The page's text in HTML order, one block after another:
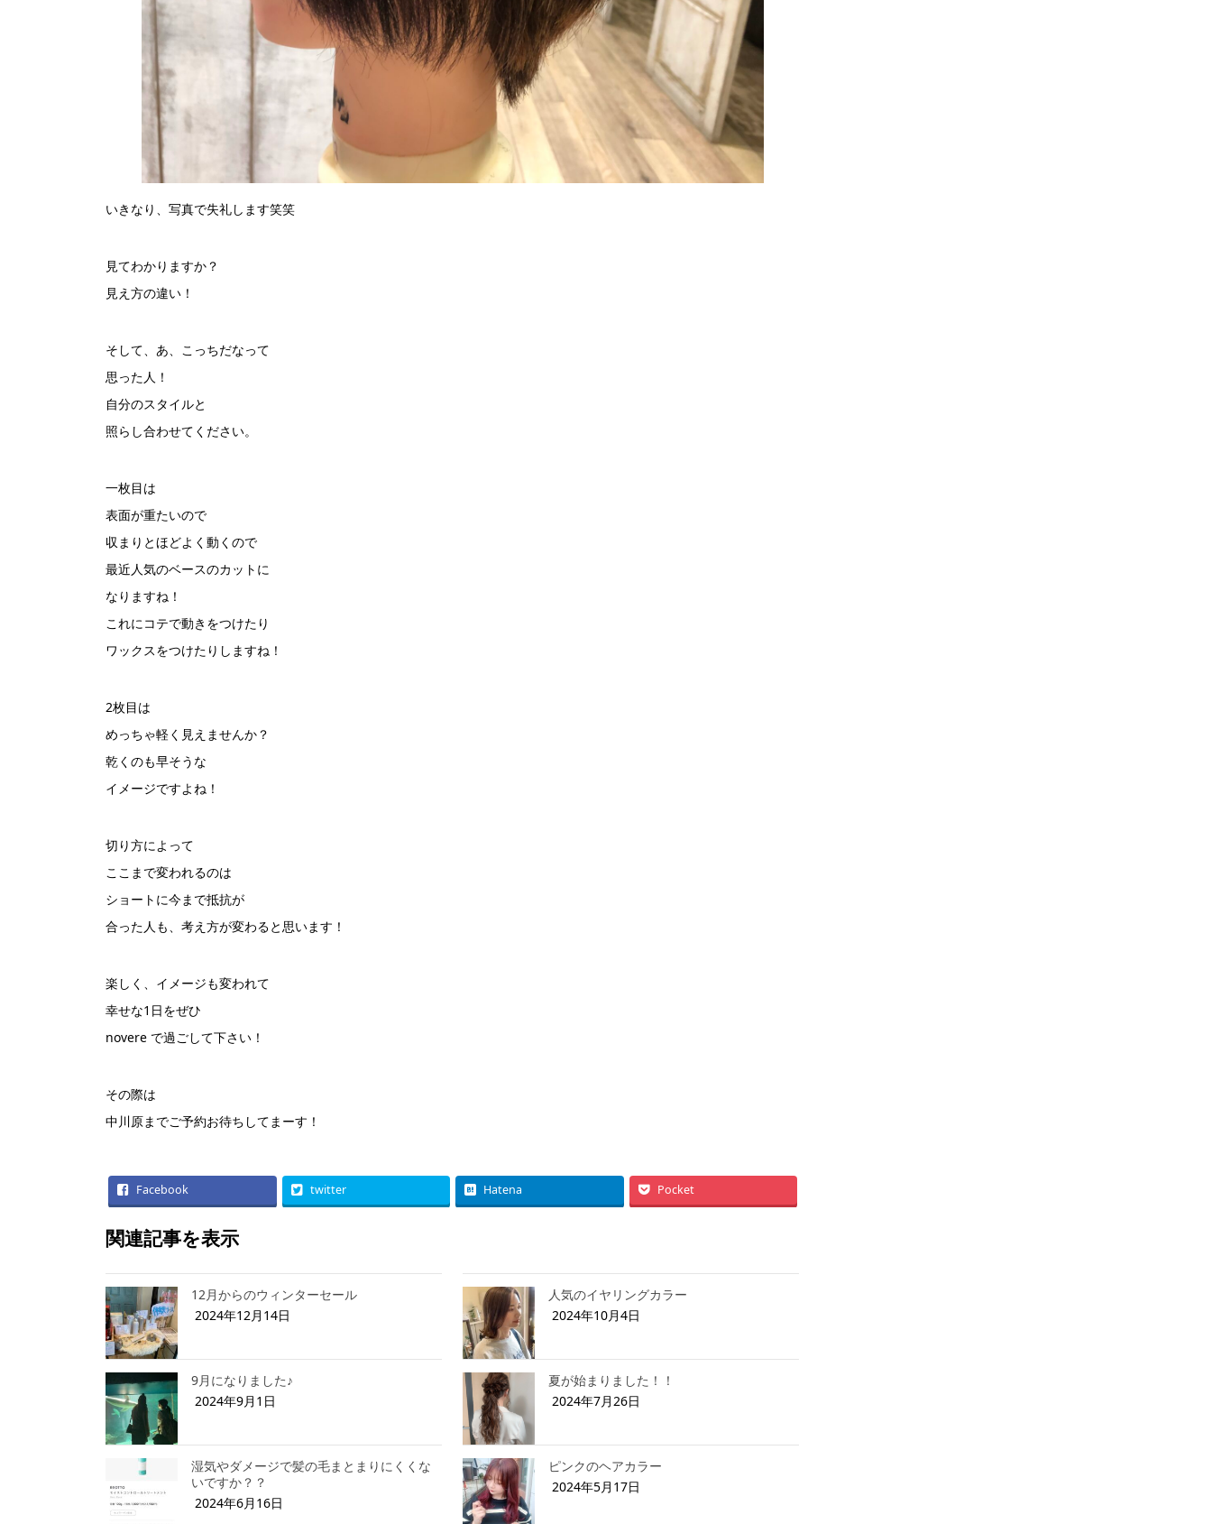
いきなり、写真で失礼します笑笑
見てわかりますか？
見え方の違い！
そして、あ、こっちだなって
思った人！
自分のスタイルと
照らし合わせてください。
一枚目は
表面が重たいので
収まりとほどよく動くので
最近人気のベースのカットに
なりますね！
これにコテで動きをつけたり
ワックスをつけたりしますね！
2枚目は
めっちゃ軽く見えませんか？
乾くのも早そうな
イメージですよね！
切り方によって
ここまで変われるのは
ショートに今まで抵抗が
合った人も、考え方が変わると思います！
楽しく、イメージも変われて
幸せな1日をぜひ
novere で過ごして下さい！
その際は
中川原までご予約お待ちしてまーす！
Facebook twitter Hatena Pocket
関連記事を表示
12月からのウィンターセール
2024年12月14日
人気のイヤリングカラー
2024年10月4日
9月になりました♪
2024年9月1日
夏が始まりました！！
2024年7月26日
湿気やダメージで髪の毛まとまりにくくな
いですか？？
2024年6月16日
ピンクのヘアカラー
2024年5月17日